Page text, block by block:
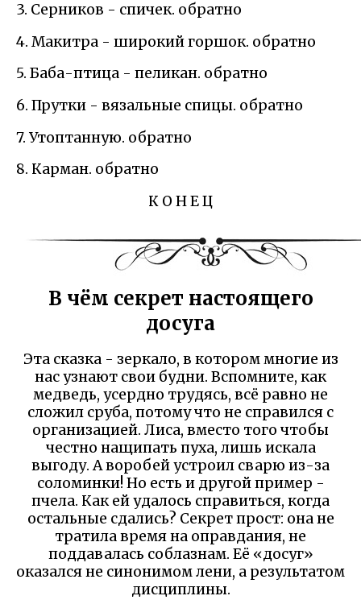
3. Серников - спичек. обратно
4. Макитра - широкий горшок. обратно
5. Баба-птица - пеликан. обратно
6. Прутки - вязальные спицы. обратно
7. Утоптанную. обратно
8. Карман. обратно
К О Н Е Ц
В чём секрет настоящего
досуга
Эта сказка - зеркало, в котором многие из
нас узнают свои будни. Вспомните, как
медведь, усердно трудясь, всё равно не
сложил сруба, потому что не справился с
организацией. Лиса, вместо того чтобы
честно нащипать пуха, лишь искала
выгоду. А воробей устроил сварю из-за
соломинки! Но есть и другой пример -
пчела. Как ей удалось справиться, когда
остальные сдались? Секрет прост: она не
тратила время на оправдания, не
поддавалась соблазнам. Её «досуг»
оказался не синонимом лени, а результатом
дисциплины.